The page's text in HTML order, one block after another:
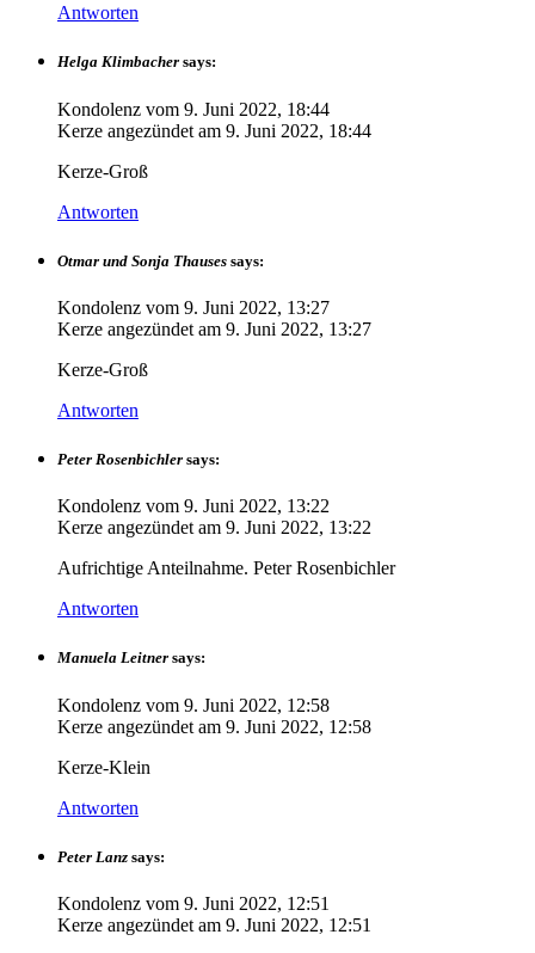
Antworten
Helga Klimbacher says:
Kondolenz vom 9. Juni 2022, 18:44
Kerze angezündet am 9. Juni 2022, 18:44
Kerze-Groß
Antworten
Otmar und Sonja Thauses says:
Kondolenz vom 9. Juni 2022, 13:27
Kerze angezündet am 9. Juni 2022, 13:27
Kerze-Groß
Antworten
Peter Rosenbichler says:
Kondolenz vom 9. Juni 2022, 13:22
Kerze angezündet am 9. Juni 2022, 13:22
Aufrichtige Anteilnahme. Peter Rosenbichler
Antworten
Manuela Leitner says:
Kondolenz vom 9. Juni 2022, 12:58
Kerze angezündet am 9. Juni 2022, 12:58
Kerze-Klein
Antworten
Peter Lanz says:
Kondolenz vom 9. Juni 2022, 12:51
Kerze angezündet am 9. Juni 2022, 12:51